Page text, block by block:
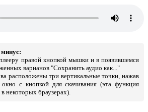
правой кнопкой мышки и в появившемся
варианов "Сохранить аудио как..."
расположены три вертикальные точки, нажав
с кнопкой для скачивания (эта функция
некоторых браузерах).